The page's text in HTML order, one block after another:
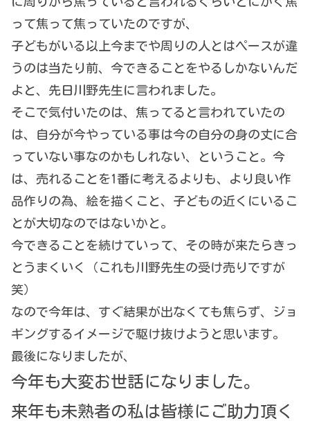
って焦って焦っていたのですが、
子どもがいる以上今までや周りの人とはペースが違
うのは当たり前、今できることをやるしかないんだ
よと、先日川野先生に言われました。
そこで気付いたのは、焦ってると言われていたの
は、自分が今やっている事は今の自分の身の丈に合
っていない事なのかもしれない、ということ。今
は、売れることを1番に考えるよりも、より良い作
品作りの為、絵を描くこと、子どもの近くにいるこ
とが大切なのではないかと。
今できることを続けていって、その時が来たらきっ
とうまくいく（これも川野先生の受け売りですが
笑）
なので今年は、すぐ結果が出なくても焦らず、ジョ
ギングするイメージで駆け抜けようと思います。
最後になりましたが、
今年も大変お世話になりました。
来年も未熟者の私は皆様にご助力頂く